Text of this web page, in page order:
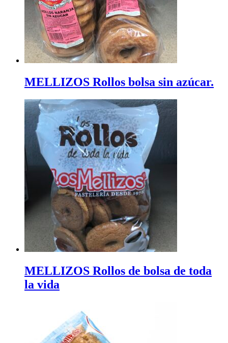
MELLIZOS Rollos bolsa sin azúcar.
MELLIZOS Rollos de bolsa de toda
la vida